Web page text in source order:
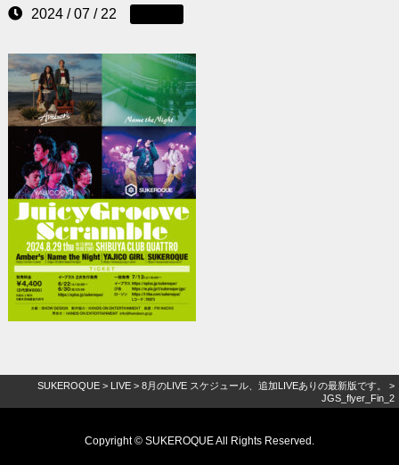
2024 / 07 / 22
SUKEROQUE > LIVE > 8月のLIVE スケジュール、追加LIVEありの最新版です。
>
JGS_flyer_Fin_2
Copyright © SUKEROQUE All Rights Reserved.